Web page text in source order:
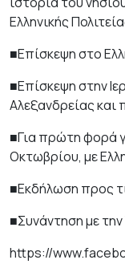
Ελληνικής
■Επίσκεψη στο
■Επίσκεψη στην
Αλεξανδρείας και
■Για πρώτη φορά
Οκτωβρίου, με
■Εκδήλωση προς
■Συνάντηση με
https://